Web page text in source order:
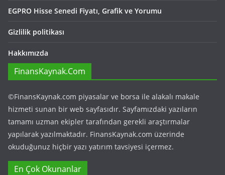
EGPRO Hisse Senedi Fiyatı, Grafik ve Yorumu
Gizlilik politikası
Hakkımızda
FinansKaynak.Com
©FinansKaynak.com piyasalar ve borsa ile alakalı makale
hizmeti sunan bir web sayfasıdır. Sayfamızdaki yazıların
tamamı uzman ekipler tarafından gerekli araştırmalar
yapılarak yazılmaktadır. FinansKaynak.com üzerinde
okuduğunuz hiçbir yazı yatırım tavsiyesi içermez.
En Çok Okunanlar